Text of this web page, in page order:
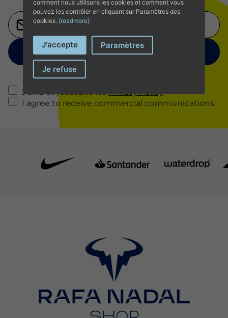
J'ai lu et j'accepte lesPrivacy Policy
I agree to receive commercial communications
comment nous utilisons les cookies et comment vous
pouvez les contrôler en cliquant sur Paramètres des
cookies. {readmore}
J'accepte Paramètres
Je refuse